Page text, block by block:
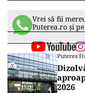
Vrei să fii
Puterea.ro și
Puterea
2026